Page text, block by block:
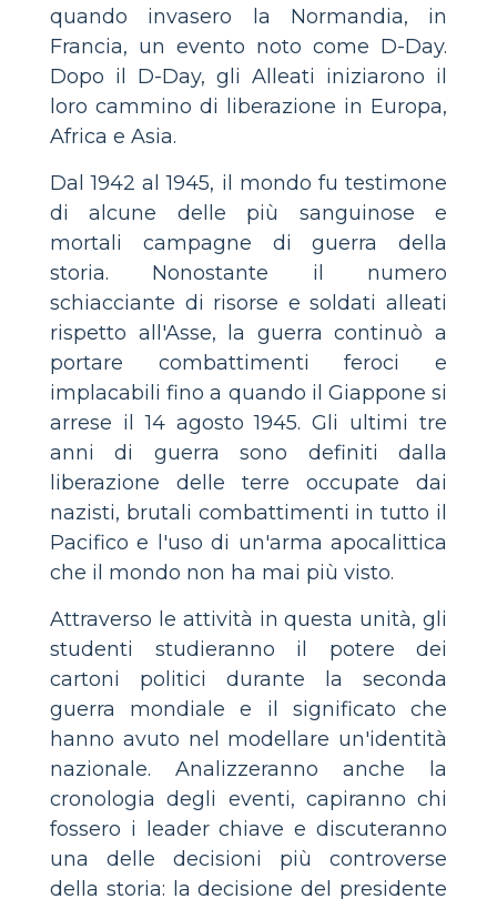
quando invasero la Normandia, in
Francia, un evento noto come D-Day.
Dopo il D-Day, gli Alleati iniziarono il
loro cammino di liberazione in Europa,
Africa e Asia.
Dal 1942 al 1945, il mondo fu testimone
di alcune delle più sanguinose e
mortali campagne di guerra della
storia. Nonostante il numero
schiacciante di risorse e soldati alleati
rispetto all'Asse, la guerra continuò a
portare combattimenti feroci e
implacabili fino a quando il Giappone si
arrese il 14 agosto 1945. Gli ultimi tre
anni di guerra sono definiti dalla
liberazione delle terre occupate dai
nazisti, brutali combattimenti in tutto il
Pacifico e l'uso di un'arma apocalittica
che il mondo non ha mai più visto.
Attraverso le attività in questa unità, gli
studenti studieranno il potere dei
cartoni politici durante la seconda
guerra mondiale e il significato che
hanno avuto nel modellare un'identità
nazionale. Analizzeranno anche la
cronologia degli eventi, capiranno chi
fossero i leader chiave e discuteranno
una delle decisioni più controverse
della storia: la decisione del presidente